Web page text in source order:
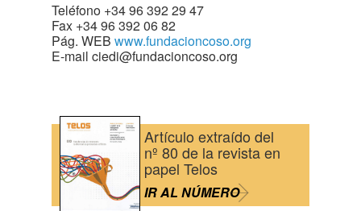
Teléfono +34 96 392 29 47
Fax +34 96 392 06 82
Pág. WEB www.fundacioncoso.org
E-mail ciedi@fundacioncoso.org
Artículo extraído del
nº 80 de la revista en
papel Telos
IR AL NÚMERO